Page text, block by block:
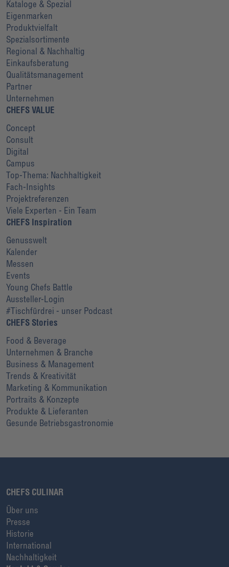
Kataloge & Spezial
Eigenmarken
Produktvielfalt
Spezialsortimente
Regional & Nachhaltig
Einkaufsberatung
Qualitätsmanagement
Partner
Unternehmen
CHEFS VALUE
Concept
Consult
Digital
Campus
Top-Thema: Nachhaltigkeit
Fach-Insights
Projektreferenzen
Viele Experten - Ein Team
CHEFS Inspiration
Genusswelt
Kalender
Messen
Events
Young Chefs Battle
Aussteller-Login
#Tischfürdrei - unser Podcast
CHEFS Stories
Food & Beverage
Unternehmen & Branche
Business & Management
Trends & Kreativität
Marketing & Kommunikation
Portraits & Konzepte
Produkte & Lieferanten
Gesunde Betriebsgastronomie
CHEFS CULINAR
Über uns
Presse
Historie
International
Nachhaltigkeit